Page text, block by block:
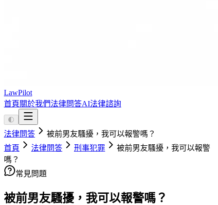
LawPilot
首頁 關於我們法律問答AI法律諮詢
🌓
法律問答
被前男友騷擾，我可以報警嗎？
首頁
法律問答 刑事犯罪
被前男友騷擾，我可以報警
嗎？
常見問題
被前男友騷擾，我可以報警嗎？